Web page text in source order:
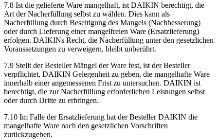
7.8 Ist die gelieferte Ware mangelhaft, ist DAIKIN berechtigt, die
Art der Nacherfüllung selbst zu wählen. Dies kann als
Nacherfüllung durch Beseitigung des Mangels (Nachbesserung)
oder durch Lieferung einer mangelfreien Ware (Ersatzlieferung)
erfolgen. DAIKINs Recht, die Nacherfüllung unter den gesetzlichen
Voraussetzungen zu verweigern, bleibt unberührt.
7.9 Stellt der Besteller Mängel der Ware fest, ist der Besteller
verpflichtet, DAIKIN Gelegenheit zu geben, die mangelhafte Ware
innerhalb einer angemessenen Frist zu untersuchen. DAIKIN ist
berechtigt, die zur Nacherfüllung erforderlichen Leistungen selbst
oder durch Dritte zu erbringen.
7.10 Im Falle der Ersatzlieferung hat der Besteller DAIKIN die
mangelhafte Ware nach den gesetzlichen Vorschriften
zurückzugeben.